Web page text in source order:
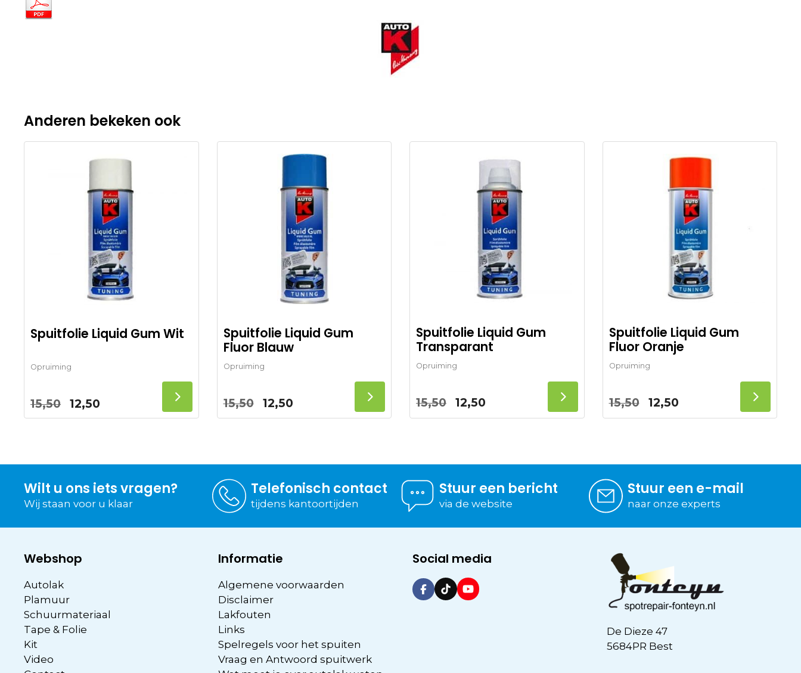
Anderen bekeken ook
Spuitfolie Liquid Gum Wit
Opruiming
15,50
Oorspronkelijke
prijs
12,50
prijs
Spuitfolie Liquid Gum
Fluor Blauw
Opruiming
15,50
Oorspronkelijke
prijs
12,50Huidige
prijs
Spuitfolie Liquid Gum
Transparant
Opruiming
15,50
Oorspronkelijke
prijs
12,50
prijs
Spuitfolie Liquid Gum
Fluor Oranje
Opruiming
15,50
Oorspronkelijke
prijs
12,50Huidige
prijs
Wilt u ons iets vragen?
Wij staan voor u klaar
Telefonisch contact
tijdens kantoortijden
Stuur een bericht
via de website
Stuur een e-mail
naar onze experts
Webshop
Autolak
Plamuur
Schuurmateriaal
Tape & Folie
Kit
Video
Informatie
Algemene voorwaarden
Disclaimer
Lakfouten
Links
Spelregels voor het spuiten
Vraag en Antwoord spuitwerk
Social media
De Dieze 47
5684PR Best